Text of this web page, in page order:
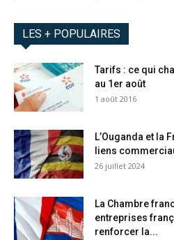
LES + POPULAIRES
Tarifs : ce qui
au 1er août
1 août 2016
L’Ouganda et la
liens
26 juillet 2024
La Chambre
entreprises
renforcer la...